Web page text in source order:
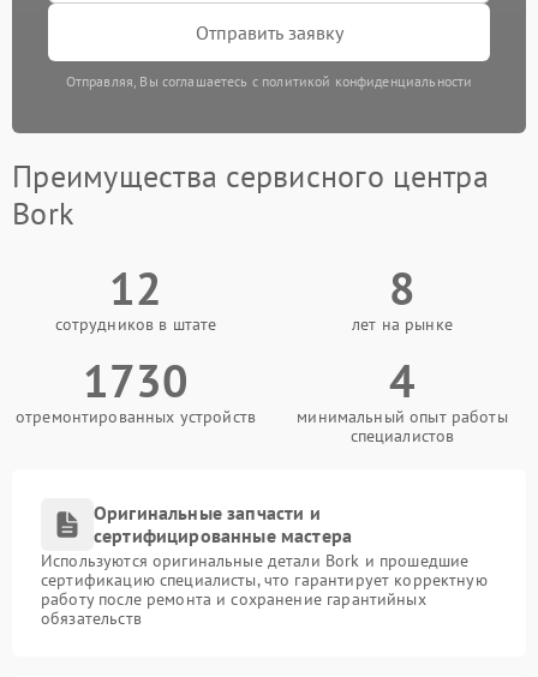
Отправить заявку
Отправляя, Вы соглашаетесь с политикой конфиденциальности
Преимущества сервисного центра
Bork
12
сотрудников в штате
8
лет на рынке
1730
отремонтированных устройств
4
минимальный опыт работы
специалистов
Оригинальные запчасти и
сертифицированные мастера
Используются оригинальные детали Bork и прошедшие
сертификацию специалисты, что гарантирует корректную
работу после ремонта и сохранение гарантийных
обязательств